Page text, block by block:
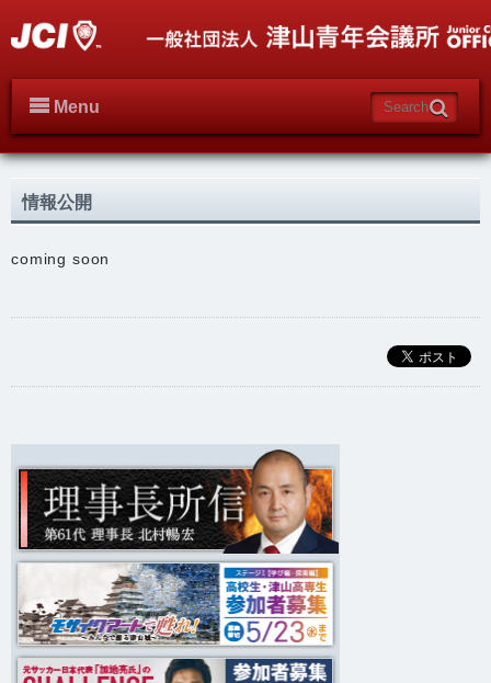
Menu
情報公開
coming soon